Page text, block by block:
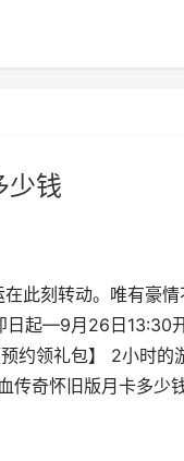
少钱
此刻转动。唯有豪情
日起—9月26日13:30
约领礼包】 2小时的
传奇怀旧版月卡多少